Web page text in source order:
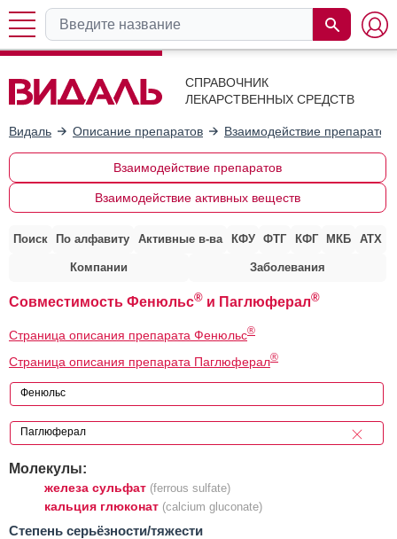
СПРАВОЧНИК
ЛЕКАРСТВЕННЫХ СРЕДСТВ
Видаль Описание препаратов Взаимодействие препаратов
Взаимодействие препаратов
Взаимодействие активных веществ
Поиск По алфавиту Активные в-ва КФУ ФТГ КФГ МКБ АТХ
Компании Заболевания
Совместимость Фенюльс® и Паглюферал®
Страница описания препарата Фенюльс®
Страница описания препарата Паглюферал®
Молекулы:
железа сульфат (ferrous sulfate)
кальция глюконат (calcium gluconate)
Cтепень серьёзности/тяжести